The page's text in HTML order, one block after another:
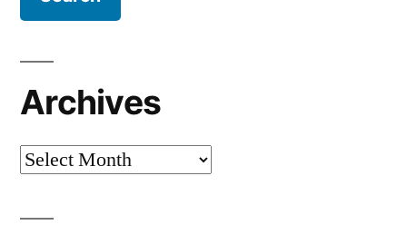
Archives
Archives